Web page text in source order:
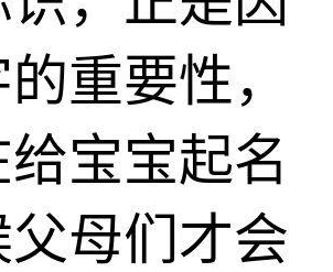
重要性，
宝宝起名
母们才会